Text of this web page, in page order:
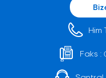
Him
Faks :